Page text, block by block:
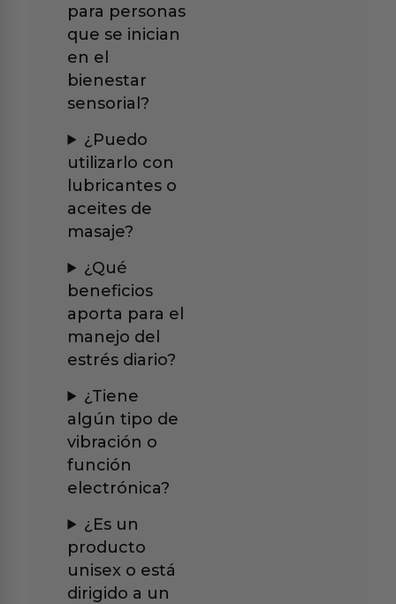
para personas
que se inician
en el
bienestar
sensorial?
¿Puedo
utilizarlo con
lubricantes o
aceites de
masaje?
¿Qué
beneficios
aporta para el
manejo del
estrés diario?
¿Tiene
algún tipo de
vibración o
función
electrónica?
¿Es un
producto
unisex o está
dirigido a un